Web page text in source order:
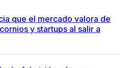
que el mercado valora de
y startups al salir a